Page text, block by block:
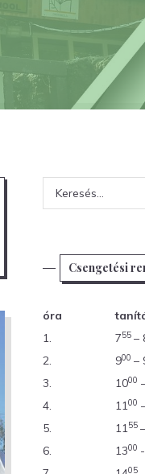
Csengetési
óra
1.
755 –
2.
900 –
3.
1000
4.
1100
5.
1155
6.
1300
05